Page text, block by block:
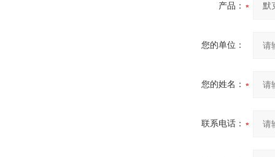
产品：
您的单位：
您的姓名：
联系电话：